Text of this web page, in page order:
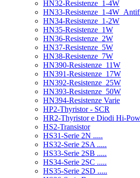
HN32-Resistenze_1-4W
HN33-Resistenze_1-
HN34-Resistenze_1-2W
HN35-Resistenze_1W
HN36-Resistenze_2W
HN37-Resistenze_5W
HN38-Resistenze_7W
HN390-Resistenze_11W
HN391-Resistenze_17W
HN392-Resistenze_25W
HN393-Resistenze_50W
HN394-Resistenze Varie
HP2-Thyristor - SCR
HR2-Thyristor e Diodi Hi-
HS2-Transistor
HS31-Serie 2N .....
HS32-Serie 2SA .....
HS33-Serie 2SB .....
HS34-Serie 2SC .....
HS35-Serie 2SD .....